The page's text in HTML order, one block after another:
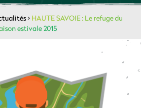
> HAUTE SAVOIE : Le refuge du
estivale 2015